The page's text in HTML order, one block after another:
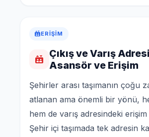
ERIŞIM
Çıkış ve Varış
Asansör ve Erişim
Şehirler arası taşımanın çoğu
atlanan ama önemli bir yönü,
hem de varış adresindeki erişim
Şehir içi taşımada tek adresin